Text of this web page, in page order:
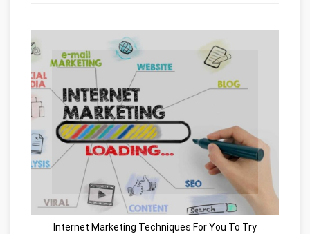
Internet Marketing Techniques For You To Try